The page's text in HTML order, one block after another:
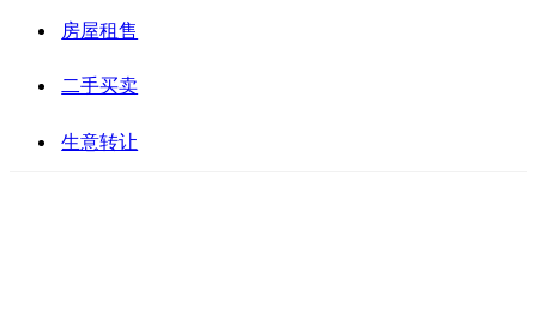
房屋租售
二手买卖
生意转让